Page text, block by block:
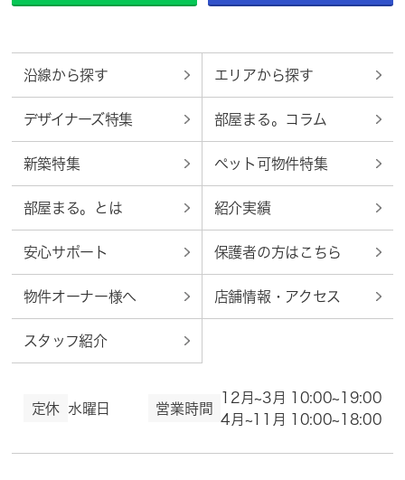
沿線から探す エリアから探す
デザイナーズ特集 部屋まる。コラム
新築特集 ペット可物件特集
部屋まる。とは 紹介実績
安心サポート 保護者の方はこちら
物件オーナー様へ 店舗情報・アクセス
スタッフ紹介
定休 水曜日 営業時間
12月~3月 10:00~19:00
4月~11月 10:00~18:00